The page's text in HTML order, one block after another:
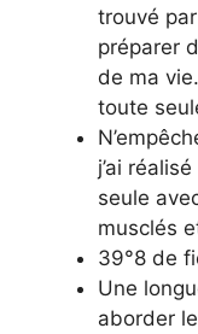
trouvé
préparer
de ma
toute
j’ai
seule
musclés
39°8 de
Une
aborder